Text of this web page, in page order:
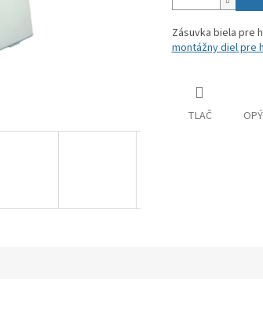
Zásuvka biela pre
montážny diel pre
TLAČ